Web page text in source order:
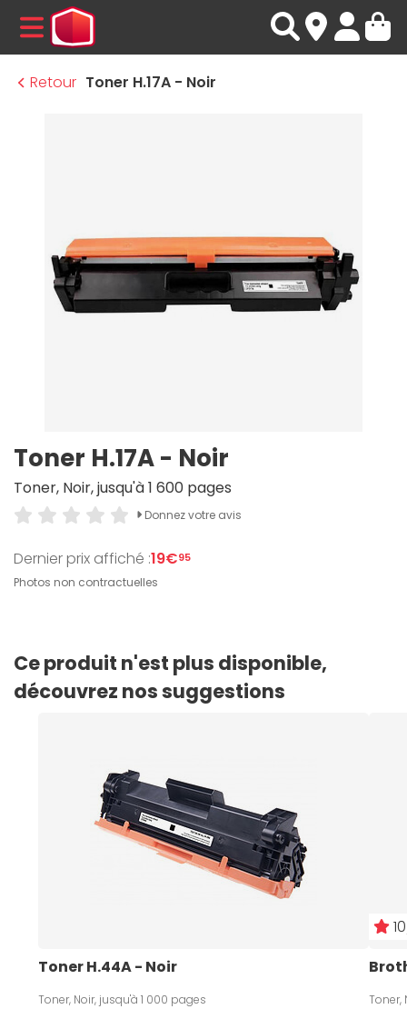
MENU
Retour Toner H.17A - Noir
Toner H.17A - Noir
Toner, Noir, jusqu'à 1 600 pages
Donnez votre avis
Dernier prix affiché :19€95
Photos non contractuelles
Ce produit n'est plus disponible,
découvrez nos suggestions
Toner H.44A - Noir
Toner, Noir, jusqu'à 1 000 pages Toner,